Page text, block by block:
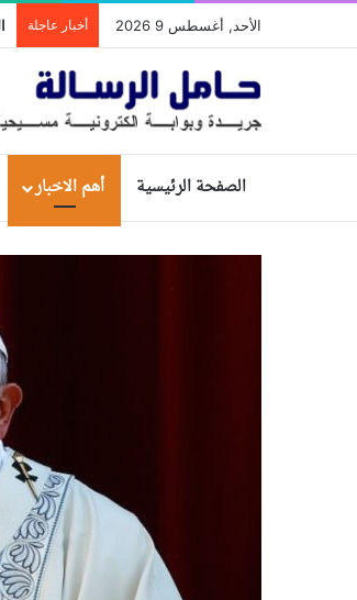
الأحد, أغسطس 9 2026 أخبار عاجلة
الصفحة الرئيسية أهم الاخبار